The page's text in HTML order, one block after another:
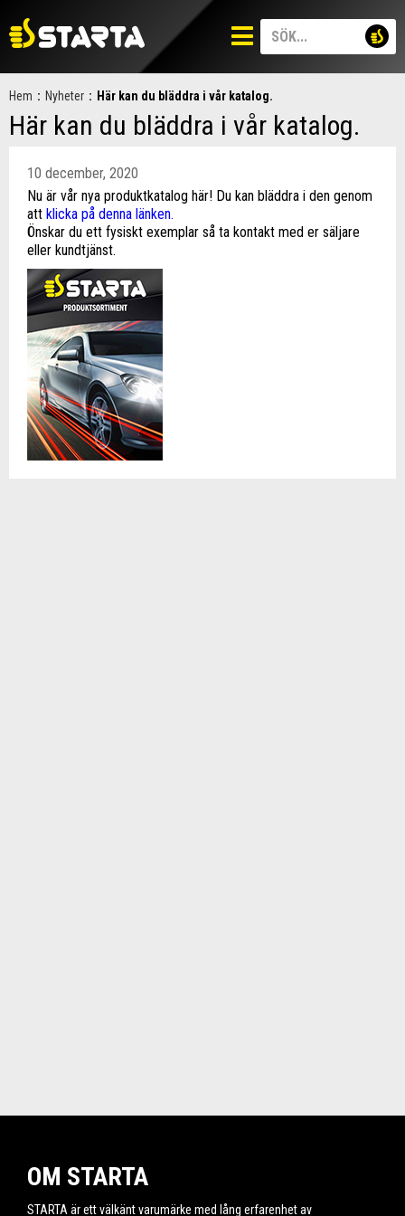
Hem : Nyheter : Här kan du bläddra i vår katalog.
Här kan du bläddra i vår katalog.
10 december, 2020
Nu är vår nya produktkatalog här! Du kan bläddra i den genom
att klicka på denna länken.
Önskar du ett fysiskt exemplar så ta kontakt med er säljare
eller kundtjänst.
OM STARTA
STARTA är ett välkänt varumärke med lång erfarenhet av